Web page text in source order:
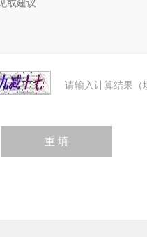
请输入计算结果（